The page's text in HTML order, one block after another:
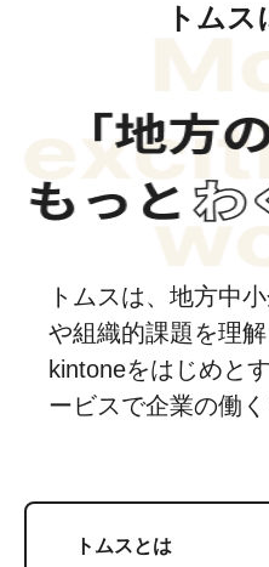
トム
トムスは、地方中
や組織的課題を理解
kintoneをはじめと
ービスで企業の働
トムスとは